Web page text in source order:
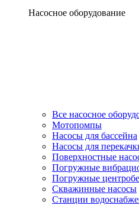
Насосное оборудование
Все насосное
Мотопомпы
Насосы для бассейна
Насосы для
Поверхностные
Погружные
Погружные
Скважинные насосы
Станции